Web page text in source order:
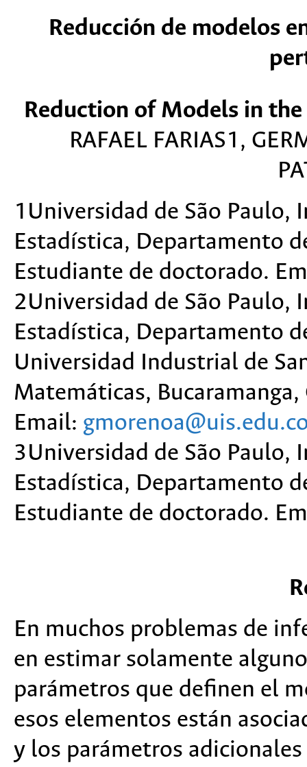
Reducción de modelos
Reduction of Models in the
RAFAEL FARIAS1,
1Universidad de São
Estadística, Departamento
Estudiante de doctorado.
2Universidad de São
Estadística, Departamento
Universidad Industrial de
Matemáticas,
Email:
3Universidad de São
Estadística, Departamento
Estudiante de doctorado.
En muchos problemas de
en estimar solamente
parámetros que definen el
esos elementos están
y los parámetros